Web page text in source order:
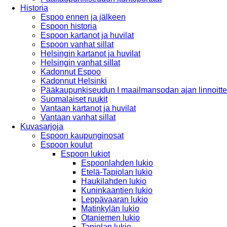
Historia
Espoo ennen ja jälkeen
Espoon historia
Espoon kartanot ja huvilat
Espoon vanhat sillat
Helsingin kartanot ja huvilat
Helsingin vanhat sillat
Kadonnut Espoo
Kadonnut Helsinki
Pääkaupunkiseudun I maailmansodan ajan
Suomalaiset ruukit
Vantaan kartanot ja huvilat
Vantaan vanhat sillat
Kuvasarjoja
Espoon kaupunginosat
Espoon koulut
Espoon lukiot
Espoonlahden lukio
Etelä-Tapiolan lukio
Haukilahden lukio
Kuninkaantien lukio
Leppävaaran lukio
Matinkylän lukio
Otaniemen lukio